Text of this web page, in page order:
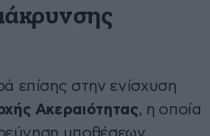
επίσης στην ενίσχυση
Ακεραιότητας, η οποία
υποθέσεων